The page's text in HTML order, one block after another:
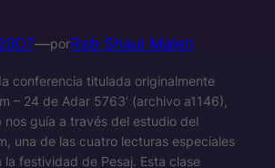
—porRab Shaul Maleh
conferencia titulada originalmente
– 24 de Adar 5763’ (archivo a1146),
nos guía a través del estudio del
una de las cuatro lecturas especiales
la festividad de Pesaj. Esta clase